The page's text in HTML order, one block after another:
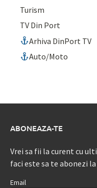
Turism
TV Din Port
Arhiva DinPort TV
Auto/Moto
ABONEAZA-TE
Vrei sa fii la curent cu
faci este sa te abonezi
Email